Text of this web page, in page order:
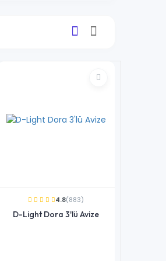
4.8(883)
D-Light Dora 3'lü Avize